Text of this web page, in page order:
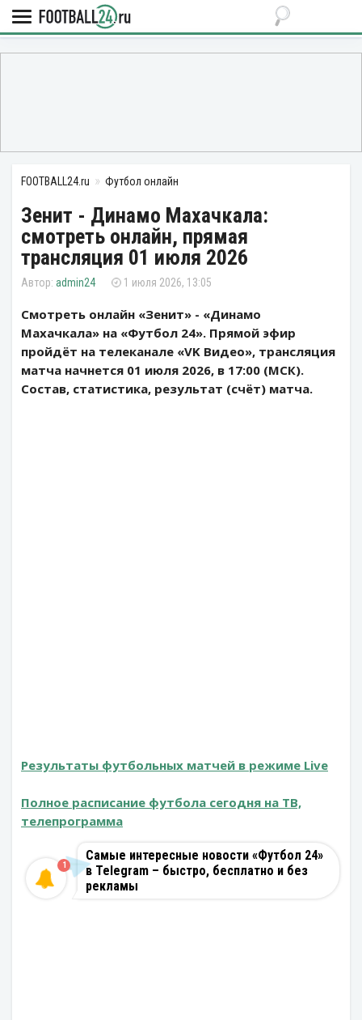
FOOTBALL24.ru Футбол онлайн
Зенит - Динамо Махачкала:
смотреть онлайн, прямая
трансляция 01 июля 2026
admin24 1 июля 2026, 13:05
Смотреть онлайн «Зенит» - «Динамо
Махачкала» на «Футбол 24». Прямой эфир
пройдёт на телеканале «VK Видео», трансляция
матча начнется 01 июля 2026, в 17:00 (МСК).
Состав, статистика, результат (счёт) матча.
Результаты футбольных матчей в режиме Live
Полное расписание футбола сегодня на ТВ,
телепрограмма
Самые интересные новости «Футбол 24»
в Telegram – быстро, бесплатно и без
рекламы
1